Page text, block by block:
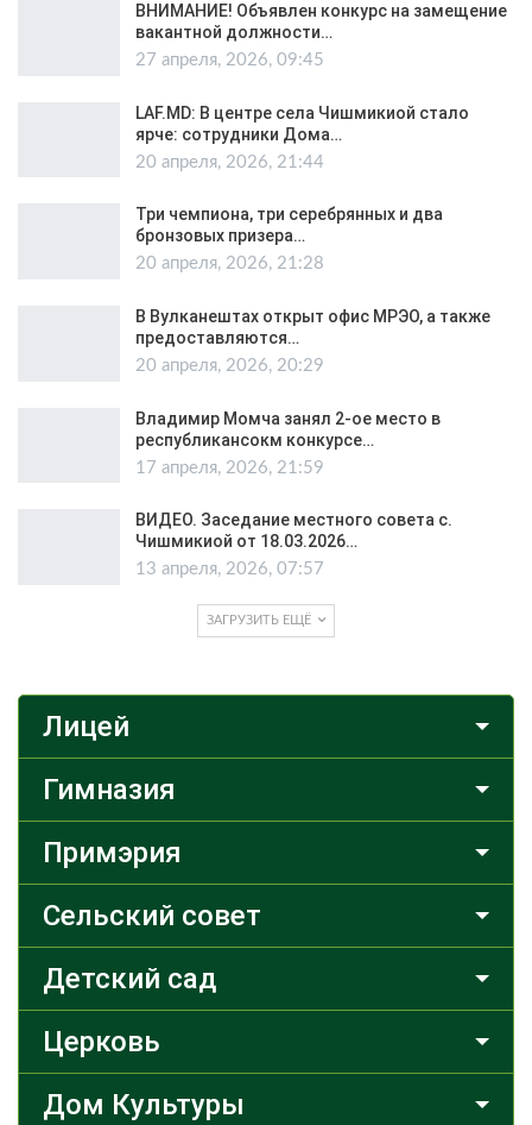
ВНИМАНИЕ! Объявлен конкурс на замещение
вакантной должности…
27 апреля, 2026, 09:45
LAF.MD: В центре села Чишмикиой стало
ярче: сотрудники Дома…
20 апреля, 2026, 21:44
Три чемпиона, три серебрянных и два
бронзовых призера…
20 апреля, 2026, 21:28
В Вулканештах открыт офис МРЭО, а также
предоставляются…
20 апреля, 2026, 20:29
Владимир Момча занял 2-ое место в
республикансокм конкурсе…
17 апреля, 2026, 21:59
ВИДЕО. Заседание местного совета с.
Чишмикиой от 18.03.2026…
13 апреля, 2026, 07:57
ЗАГРУЗИТЬ ЕЩЁ
Лицей
Гимназия
Примэрия
Сельский совет
Детский сад
Церковь
Дом Культуры